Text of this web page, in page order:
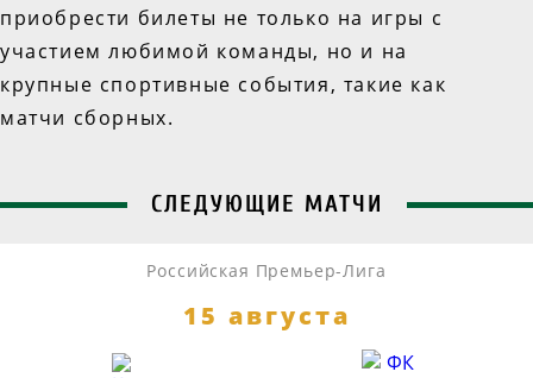
приобрести билеты не только на игры с
участием любимой команды, но и на
крупные спортивные события, такие как
матчи сборных.
СЛЕДУЮЩИЕ МАТЧИ
Российская Премьер-Лига
15 августа